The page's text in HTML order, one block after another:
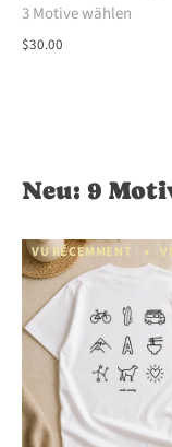
3 Motive wählen
$30.00
Neu: 9
VU RÉCEMMENT